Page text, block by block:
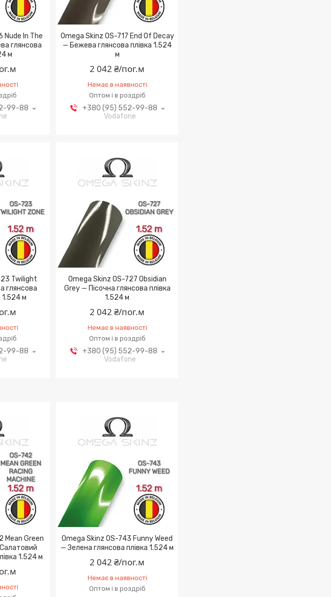
Nude In The
глянсова
м
99-88
Omega Skinz OS-717 End Of Decay
— Бежева глянсова плівка 1.524
м
2 042 ₴/пог.м
Немає в наявності
Оптом і в роздріб
+380 (95) 552-99-88
Vodafone
Twilight
глянсова
1.524 м
99-88
Omega Skinz OS-727 Obsidian
Grey — Пісочна глянсова плівка
1.524 м
2 042 ₴/пог.м
Немає в наявності
Оптом і в роздріб
+380 (95) 552-99-88
Vodafone
Mean Green
1.524 м
Omega Skinz OS-743 Funny Weed
— Зелена глянсова плівка 1.524 м
2 042 ₴/пог.м
Немає в наявності
Оптом і в роздріб